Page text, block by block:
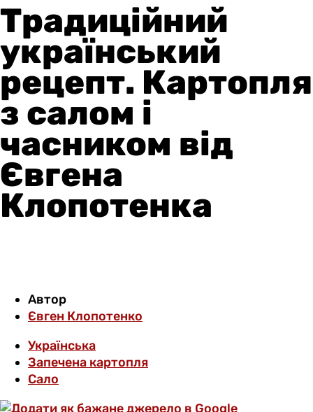
Традиційний
український
рецепт. Картопля
з салом і
часником від
Євгена
Клопотенка
Автор
Євген Клопотенко
Українська
Запечена картопля
Сало